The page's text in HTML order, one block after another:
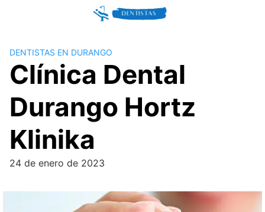
DENTISTAS EN DURANGO
Clínica Dental
Durango Hortz
Klinika
24 de enero de 2023